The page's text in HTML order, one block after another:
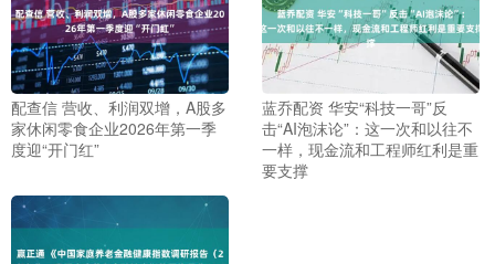
配查信 营收、利润双增，A股多
家休闲零食企业2026年第一季
度迎“开门红”
蓝乔配资 华安“科技一哥”反
击“AI泡沫论”：这一次和以往不
一样，现金流和工程师红利是重
要支撑